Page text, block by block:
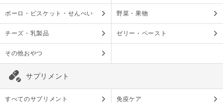
ボーロ・ビスケット・せんべい 野菜・果物
チーズ・乳製品 ゼリー・ペースト
その他おやつ
サプリメント
すべてのサプリメント 免疫ケア